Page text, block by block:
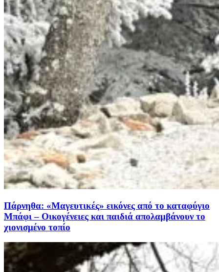
Πάρνηθα: «Μαγευτικές» εικόνες από το καταφύγιο
Μπάφι – Οικογένειες και παιδιά απολαμβάνουν το
χιονισμένο τοπίο